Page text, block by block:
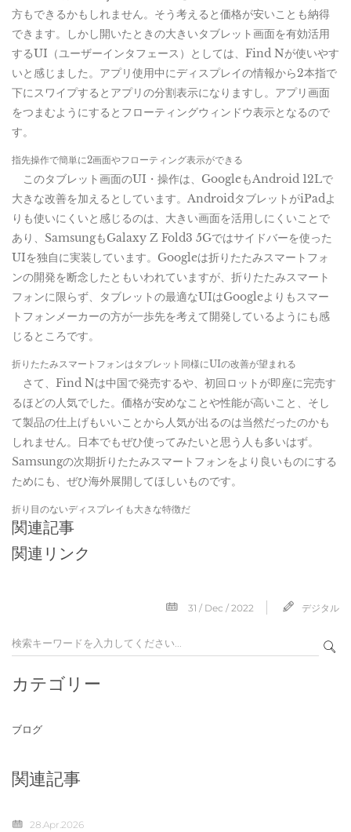
方もできるかもしれません。そう考えると価格が安いことも納得
できます。しかし開いたときの大きいタブレット画面を有効活用
するUI（ユーザーインタフェース）としては、Find Nが使いやす
いと感じました。アプリ使用中にディスプレイの情報から2本指で
下にスワイプするとアプリの分割表示になりますし。アプリ画面
をつまむようにするとフローティングウィンドウ表示となるので
す。
指先操作で簡単に2画面やフローティング表示ができる
このタブレット画面のUI・操作は、GoogleもAndroid 12Lで
大きな改善を加えるとしています。AndroidタブレットがiPadよ
りも使いにくいと感じるのは、大きい画面を活用しにくいことで
あり、SamsungもGalaxy Z Fold3 5Gではサイドバーを使った
UIを独自に実装しています。Googleは折りたたみスマートフォ
ンの開発を断念したともいわれていますが、折りたたみスマート
フォンに限らず、タブレットの最適なUIはGoogleよりもスマー
トフォンメーカーの方が一歩先を考えて開発しているようにも感
じるところです。
折りたたみスマートフォンはタブレット同様にUIの改善が望まれる
さて、Find Nは中国で発売するや、初回ロットが即座に完売す
るほどの人気でした。価格が安めなことや性能が高いこと、そし
て製品の仕上げもいいことから人気が出るのは当然だったのかも
しれません。日本でもぜひ使ってみたいと思う人も多いはず。
Samsungの次期折りたたみスマートフォンをより良いものにする
ためにも、ぜひ海外展開してほしいものです。
折り目のないディスプレイも大きな特徴だ
関連記事
関連リンク
31 / Dec / 2022 デジタル
カテゴリー
ブログ
関連記事
28.Apr.2026